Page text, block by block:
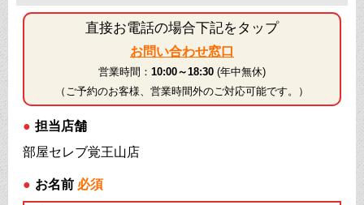
直接お電話の場合下記をタップ
お問い合わせ窓口
営業時間： 10:00～18:30 (年中無休)
（ご予約のお客様、営業時間外のご対応可能です。）
● 担当店舗
部屋セレブ覚王山店
● お名前 必須